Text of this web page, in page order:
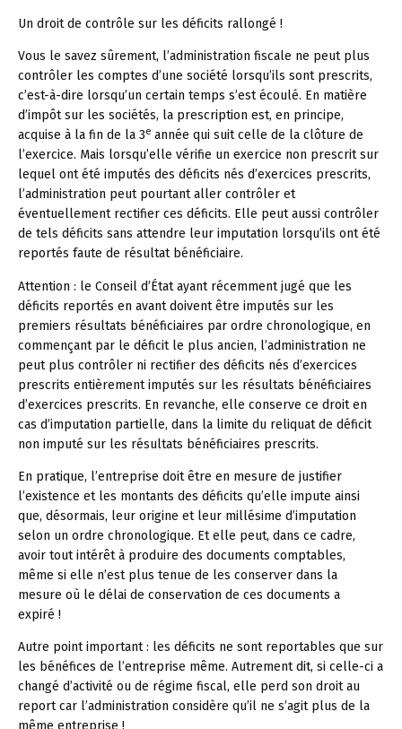
Un droit de contrôle sur les déficits rallongé !
Vous le savez sûrement, l’administration fiscale ne peut plus
contrôler les comptes d’une société lorsqu’ils sont prescrits,
c’est-à-dire lorsqu’un certain temps s’est écoulé. En matière
d’impôt sur les sociétés, la prescription est, en principe,
acquise à la fin de la 3e année qui suit celle de la clôture de
l’exercice. Mais lorsqu’elle vérifie un exercice non prescrit sur
lequel ont été imputés des déficits nés d’exercices prescrits,
l’administration peut pourtant aller contrôler et
éventuellement rectifier ces déficits. Elle peut aussi contrôler
de tels déficits sans attendre leur imputation lorsqu’ils ont été
reportés faute de résultat bénéficiaire.
Attention : le Conseil d’État ayant récemment jugé que les
déficits reportés en avant doivent être imputés sur les
premiers résultats bénéficiaires par ordre chronologique, en
commençant par le déficit le plus ancien, l’administration ne
peut plus contrôler ni rectifier des déficits nés d’exercices
prescrits entièrement imputés sur les résultats bénéficiaires
d’exercices prescrits. En revanche, elle conserve ce droit en
cas d’imputation partielle, dans la limite du reliquat de déficit
non imputé sur les résultats bénéficiaires prescrits.
En pratique, l’entreprise doit être en mesure de justifier
l’existence et les montants des déficits qu’elle impute ainsi
que, désormais, leur origine et leur millésime d’imputation
selon un ordre chronologique. Et elle peut, dans ce cadre,
avoir tout intérêt à produire des documents comptables,
même si elle n’est plus tenue de les conserver dans la
mesure où le délai de conservation de ces documents a
expiré !
Autre point important : les déficits ne sont reportables que sur
les bénéfices de l’entreprise même. Autrement dit, si celle-ci a
changé d’activité ou de régime fiscal, elle perd son droit au
report car l’administration considère qu’il ne s’agit plus de la